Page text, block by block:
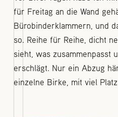
für Freitag an die Wand
Bürobinderklammern, und
so. Reihe für Reihe, dicht
sieht, was zusammenpasst
erschlägt. Nur ein Abzug
einzelne Birke, mit viel